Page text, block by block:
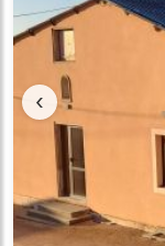
‹